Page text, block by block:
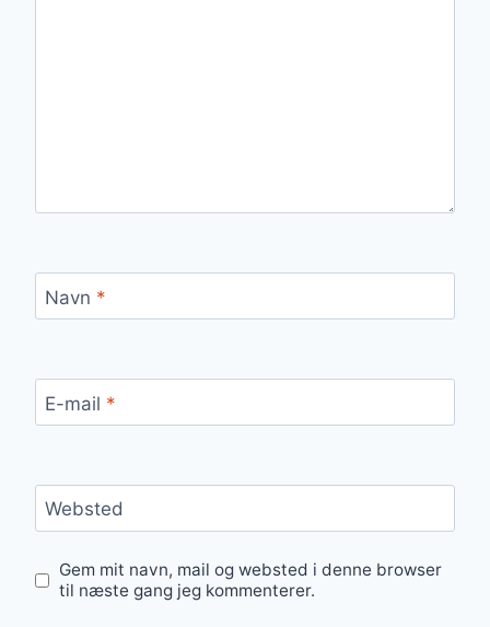
Navn *
E-mail *
Websted
Gem mit navn, mail og websted i denne browser
til næste gang jeg kommenterer.